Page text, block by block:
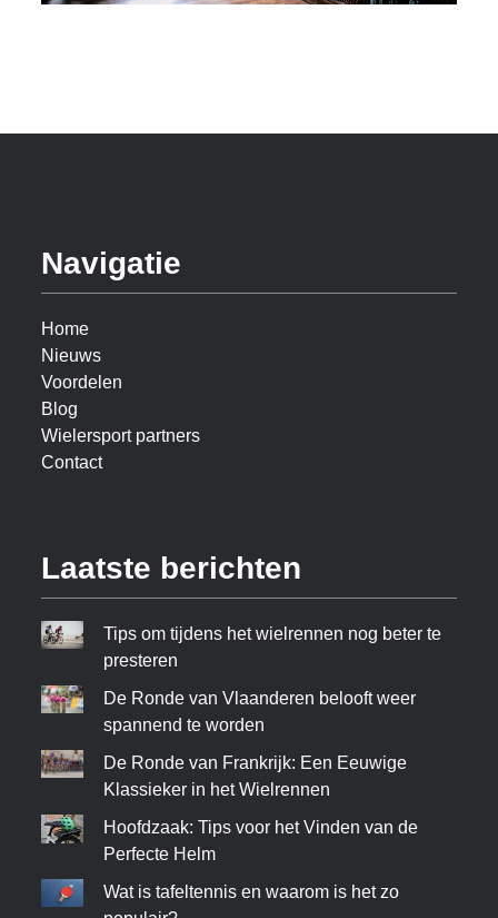
Navigatie
Home
Nieuws
Voordelen
Blog
Wielersport partners
Contact
Laatste berichten
Tips om tijdens het wielrennen nog beter te
presteren
De Ronde van Vlaanderen belooft weer
spannend te worden
De Ronde van Frankrijk: Een Eeuwige
Klassieker in het Wielrennen
Hoofdzaak: Tips voor het Vinden van de
Perfecte Helm
Wat is tafeltennis en waarom is het zo